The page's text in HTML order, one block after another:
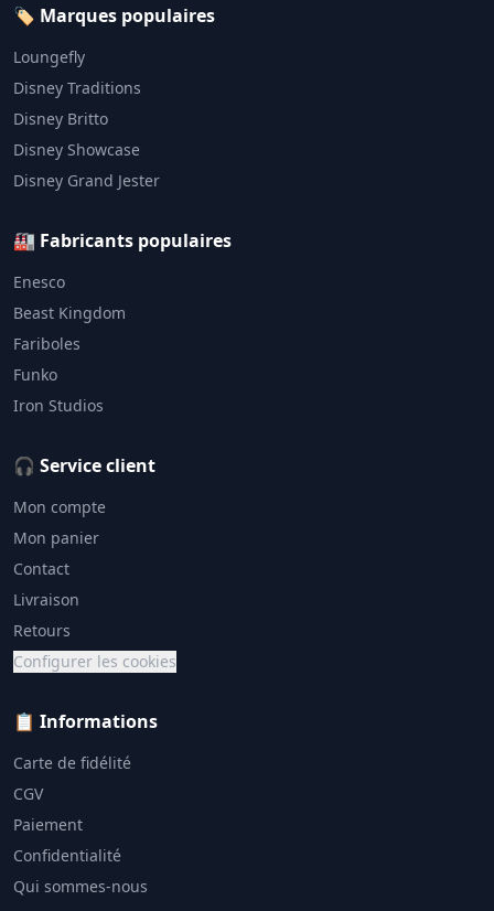
🏷️ Marques populaires
Loungefly
Disney Traditions
Disney Britto
Disney Showcase
Disney Grand Jester
🏭 Fabricants populaires
Enesco
Beast Kingdom
Fariboles
Funko
Iron Studios
🎧 Service client
Mon compte
Mon panier
Contact
Livraison
Retours
Configurer les cookies
📋 Informations
Carte de fidélité
CGV
Paiement
Confidentialité
Qui sommes-nous